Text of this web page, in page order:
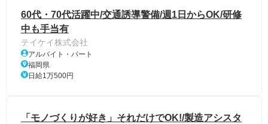
60代・70代活躍中/交通誘導警備/週1日からOK/研修
中も手当有
テイケイ株式会社
アルバイト・パート
福岡県
日給1万500円
「モノづくりが好き」それだけでOK!/製造アシスタ